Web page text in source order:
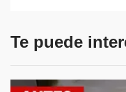
Te puede